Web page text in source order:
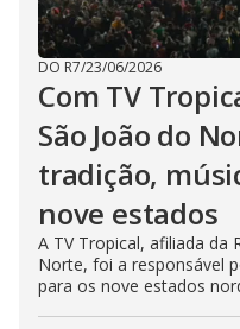
DO R7/23/06/2026
Com TV
São João do
tradição,
nove estados
A TV Tropical, afiliada da
Norte, foi a responsável
para os nove estados